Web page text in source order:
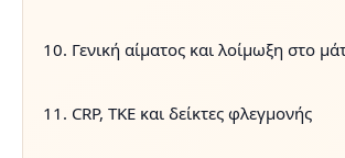
10. Γενική αίματος και λοίμωξη στο
11. CRP, ΤΚΕ και δείκτες φλεγμονής